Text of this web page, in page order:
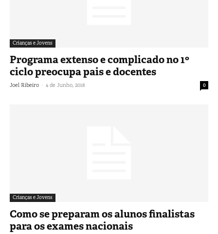
Crianças e Jovens
Programa extenso e complicado no 1º
ciclo preocupa pais e docentes
Joel Ribeiro - 4 de Junho, 2018 0
Crianças e Jovens
Como se preparam os alunos finalistas
para os exames nacionais